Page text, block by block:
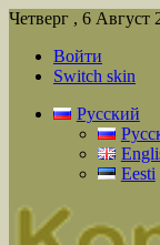
Четверг , 6 Август
Войти
Switch skin
Русский
Eesti